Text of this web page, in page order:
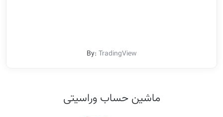
By: TradingView
ماشین حساب وراسیتی